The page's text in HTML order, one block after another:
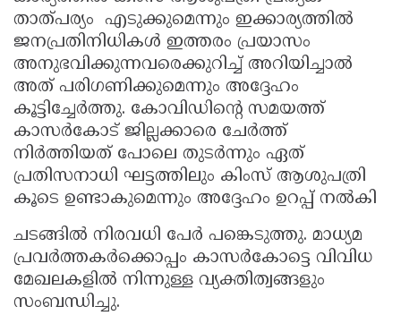
താത്പര്യം എടുക്കുമെന്നും ഇക്കാര്യത്തിൽ
ജനപ്രതിനിധികൾ ഇത്തരം പ്രയാസം
അനുഭവിക്കുന്നവരെക്കുറിച്ച് അറിയിച്ചാൽ
അത് പരിഗണിക്കുമെന്നും അദ്ദേഹം
കൂട്ടിച്ചേർത്തു. കോവിഡിന്റെ സമയത്ത്
കാസർകോട് ജില്ലക്കാരെ ചേർത്ത്
നിർത്തിയത് പോലെ തുടർന്നും ഏത്
പ്രതിസനാധി ഘട്ടത്തിലും കിംസ് ആശുപത്രി
കൂടെ ഉണ്ടാകുമെന്നും അദ്ദേഹം ഉറപ്പ് നൽകി
ചടങ്ങിൽ നിരവധി പേർ പങ്കെടുത്തു. മാധ്യമ
പ്രവർത്തകർക്കൊപ്പം കാസർകോട്ടെ വിവിധ
മേഖലകളിൽ നിന്നുള്ള വ്യക്തിത്വങ്ങളും
സംബന്ധിച്ചു.